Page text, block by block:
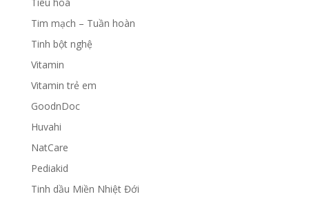
Tim mạch – Tuần hoàn
Tinh bột nghệ
Vitamin
Vitamin trẻ em
GoodnDoc
Huvahi
NatCare
Pediakid
Tinh dầu Miền Nhiệt Đới